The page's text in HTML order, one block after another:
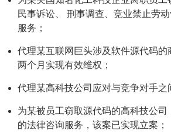
民事诉讼、 刑事调查、竞业禁止劳
服务；
代理某互联网巨头涉及软件源代码的
两个月实现有效维权；
代理某高科技公司应对与竞争对手之
为某被员工窃取源代码的高科技公司
的法律咨询服务，该案已实现立案；